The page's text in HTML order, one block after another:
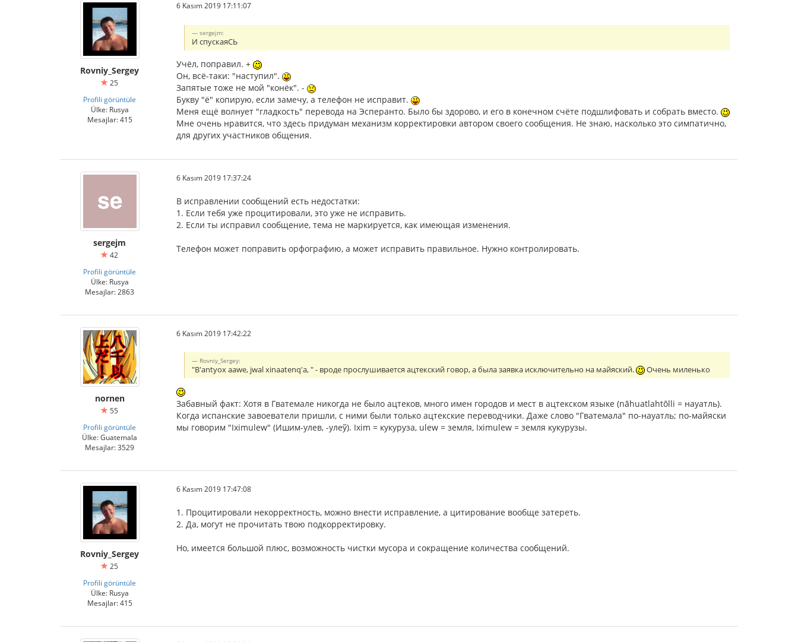
Rovniy_Sergey
25
Profili görüntüle
Ülke: Rusya
Mesajlar: 415
6 Kasım 2019 17:11:07
sergejm:
И спускаяСЬ
Учёл, поправил. +
Он, всё-таки: "наступил".
Запятые тоже не мой "конёк". -
Букву "ё" копирую, если замечу, а телефон не исправит.
Меня ещё волнует "гладкость" перевода на Эсперанто. Было бы здорово, и его в конечном счёте подшлифовать и собрать вместо.
Мне очень нравится, что здесь придуман механизм корректировки автором своего сообщения. Не знаю, насколько это симпатично,
для других участников общения.
sergejm
42
Profili görüntüle
Ülke: Rusya
Mesajlar: 2863
6 Kasım 2019 17:37:24
В исправлении сообщений есть недостатки:
1. Если тебя уже процитировали, это уже не исправить.
2. Если ты исправил сообщение, тема не маркируется, как имеющая изменения.
Телефон может поправить орфографию, а может исправить правильное. Нужно контролировать.
nornen
55
Profili görüntüle
Ülke: Guatemala
Mesajlar: 3529
6 Kasım 2019 17:42:22
Rovniy_Sergey:
"B'antyox aawe, jwal xinaatenq'a, " - вроде прослушивается ацтекский говор, а была заявка исключительно на майяский. Очень миленько
Забавный факт: Хотя в Гватемале никогда не было ацтеков, много имен городов и мест в ацтекском языке (nāhuatlahtōlli = науатль).
Когда испанские завоеватели пришли, с ними были только ацтекские переводчики. Даже слово "Гватемала" по-науатль; по-майяски
мы говорим "Iximulew" (Ишим-улев, -улеў). Ixim = кукуруза, ulew = земля, Iximulew = земля кукурузы.
Rovniy_Sergey
25
Profili görüntüle
Ülke: Rusya
Mesajlar: 415
6 Kasım 2019 17:47:08
1. Процитировали некорректность, можно внести исправление, а цитирование вообще затереть.
2. Да, могут не прочитать твою подкорректировку.
Но, имеется большой плюс, возможность чистки мусора и сокращение количества сообщений.